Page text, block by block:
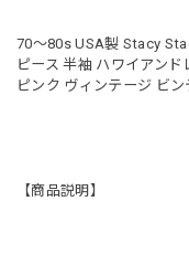
70～80s USA製 Stacy
ピース 半袖 ハワイアン
ピンク ヴィンテージ ビ
【商品説明】